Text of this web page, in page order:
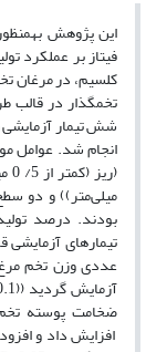
این پژوهش
فیتاز بر عملکرد
تخمگذار در قالب
انجام شد. عوامل
بودند. درصد
تیمارهای
افزایش داد و